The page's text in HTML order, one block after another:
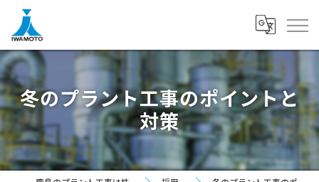
冬のプラント工事のポイントと
対策